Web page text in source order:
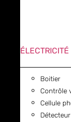
ÉLECTRICITÉ
Boitier
Contrôle
Cellule